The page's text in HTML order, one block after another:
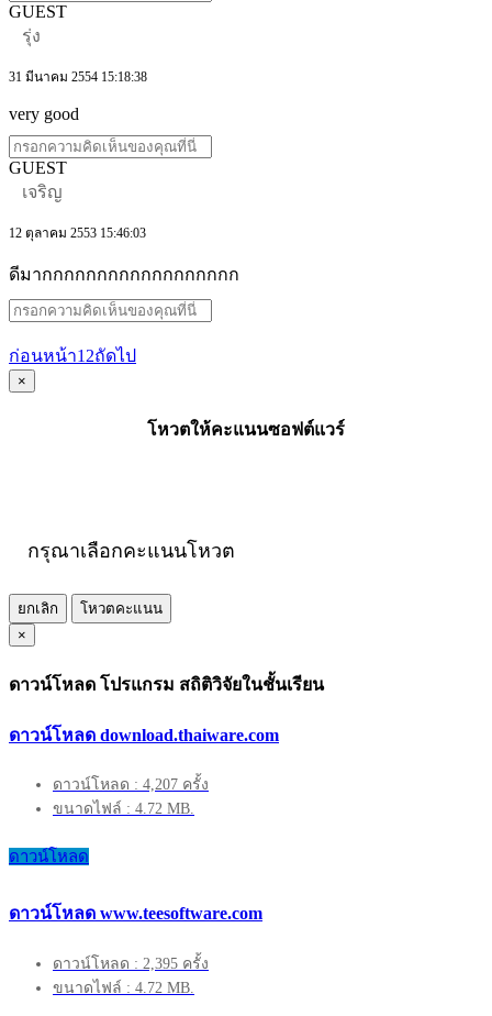
GUEST
รุ่ง
31 มีนาคม 2554 15:18:38
very good
GUEST
เจริญ
12 ตุลาคม 2553 15:46:03
ดีมากกกกกกกกกกกกกกกกกก
ก่อนหน้า1 2ถัดไป
×
โหวตให้คะแนนซอฟต์แวร์
กรุณาเลือกคะแนนโหวต
ยกเลิก
โหวตคะแนน
×
ดาวน์โหลด โปรแกรม สถิติวิจัยในชั้นเรียน
ดาวน์โหลด download.thaiware.com
ดาวน์โหลด : 4,207 ครั้ง
ขนาดไฟล์ : 4.72 MB.
ดาวน์โหลด
ดาวน์โหลด www.teesoftware.com
ดาวน์โหลด : 2,395 ครั้ง
ขนาดไฟล์ : 4.72 MB.